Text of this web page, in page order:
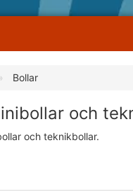
Bollar
och
och teknikbollar.